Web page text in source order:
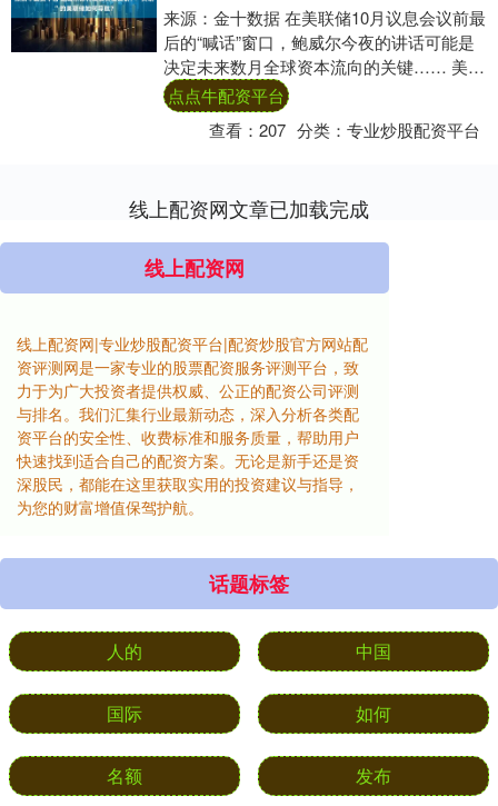
来源：金十数据 在美联储10月议息会议前最
后的“喊话”窗口，鲍威尔今夜的讲话可能是
决定未来数月全球资本流向的关键…… 美联
储主席鲍威尔将于北京时间周三凌晨0点2....
点点牛配资平台
查看：207 分类：专业炒股配资平台
线上配资网文章已加载完成
线上配资网
线上配资网|专业炒股配资平台|配资炒股官方网站配
资评测网是一家专业的股票配资服务评测平台，致
力于为广大投资者提供权威、公正的配资公司评测
与排名。我们汇集行业最新动态，深入分析各类配
资平台的安全性、收费标准和服务质量，帮助用户
快速找到适合自己的配资方案。无论是新手还是资
深股民，都能在这里获取实用的投资建议与指导，
为您的财富增值保驾护航。
话题标签
人的 中国
国际 如何
名额 发布